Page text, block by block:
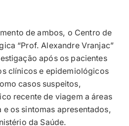
de ambos, o Centro de
“Prof. Alexandre Vranjac”
após os pacientes
clínicos e epidemiológicos
casos suspeitos,
recente de viagem a áreas
os sintomas apresentados,
da Saúde.